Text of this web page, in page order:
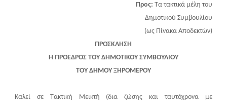
Προς: Τα τακτικά μέλη του
Δημοτικού Συμβουλίου
(ως Πίνακα Αποδεκτών)
ΠΡΟΣΚΛΗΣΗ
H ΠΡΟΕΔΡΟΣ ΤΟΥ ΔΗΜΟΤΙΚΟΥ ΣΥΜΒΟΥΛΙΟΥ
ΤΟΥ ΔΗΜΟΥ ΞΗΡΟΜΕΡΟΥ
Καλεί σε Τακτική Μεικτή (δια ζώσης και ταυτόχρονα με